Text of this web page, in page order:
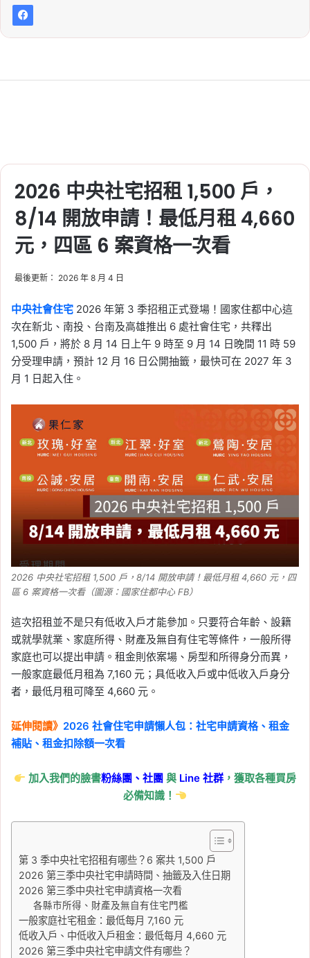
2026 中央社宅招租 1,500 戶，
8/14 開放申請！最低月租 4,660
元，四區 6 案資格一次看
最後更新： 2026 年 8 月 4 日
中央社會住宅 2026 年第 3 季招租正式登場！國家住都中心這
次在新北、南投、台南及高雄推出 6 處社會住宅，共釋出
1,500 戶，將於 8 月 14 日上午 9 時至 9 月 14 日晚間 11 時 59
分受理申請，預計 12 月 16 日公開抽籤，最快可在 2027 年 3
月 1 日起入住。
2026 中央社宅招租 1,500 戶，8/14 開放申請！最低月租 4,660 元，四
區 6 案資格一次看（圖源：國家住都中心 FB）
這次招租並不是只有低收入戶才能參加。只要符合年齡、設籍
或就學就業、家庭所得、財產及無自有住宅等條件，一般所得
家庭也可以提出申請。租金則依案場、房型和所得身分而異，
一般家庭最低月租為 7,160 元；具低收入戶或中低收入戶身分
者，最低月租可降至 4,660 元。
延伸閱讀》 2026 社會住宅申請懶人包：社宅申請資格、租金
補貼、租金扣除額一次看
加入我們的臉書粉絲團、社團與 Line社群 ，獲取各種買房
必備知識！
第 3 季中央社宅招租有哪些？6 案共 1,500 戶
2026 第三季中央社宅申請時間、抽籤及入住日期
2026 第三季中央社宅申請資格一次看
各縣市所得、財產及無自有住宅門檻
一般家庭社宅租金：最低每月 7,160 元
低收入戶、中低收入戶租金：最低每月 4,660 元
2026 第三季中央社宅申請文件有哪些？